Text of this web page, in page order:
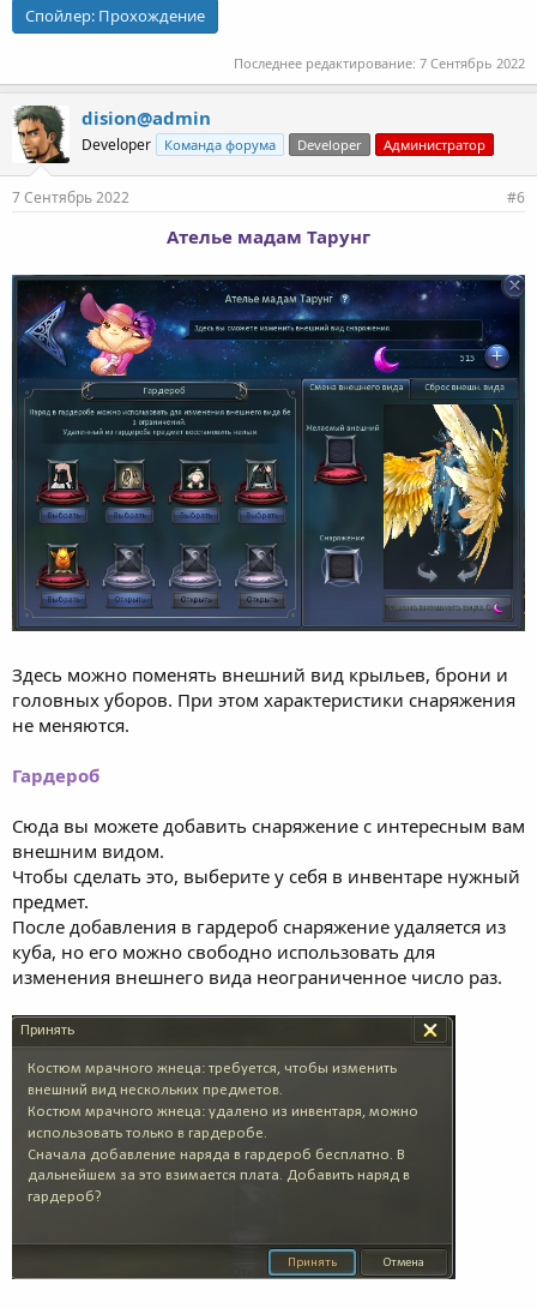
Спойлер: Прохождение
Последнее редактирование: 7 Сентябрь 2022
dision@admin
Developer Команда форума Developer Администратор
7 Сентябрь 2022 #6
Ателье мадам Тарунг
Здесь можно поменять внешний вид крыльев, брони и
головных уборов. При этом характеристики снаряжения
не меняются.
Гардероб
Сюда вы можете добавить снаряжение с интересным вам
внешним видом.
Чтобы сделать это, выберите у себя в инвентаре нужный
предмет.
После добавления в гардероб снаряжение удаляется из
куба, но его можно свободно использовать для
изменения внешнего вида неограниченное число раз.